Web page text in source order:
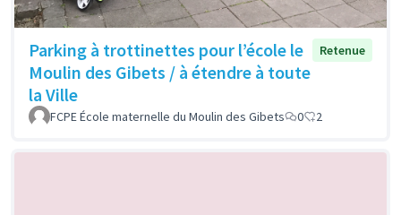
Parking à trottinettes pour l’école le
Moulin des Gibets / à étendre à toute
la Ville
Retenue
FCPE École maternelle du Moulin des Gibets 0 2